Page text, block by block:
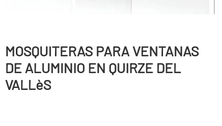
MOSQUITERAS PARA VENTANAS
DE ALUMINIO EN QUIRZE DEL
VALLèS